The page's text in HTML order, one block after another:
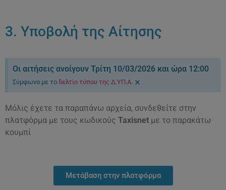
3. Υποβολή της Αίτησης
Οι αιτήσεις ανοίγουν Τρίτη 10/03/2026 και ώρα 12:00
Σύμφωνα με το δελτίο τύπου της Δ.ΥΠ.Α. ×
Μόλις έχετε τα παραπάνω αρχεία, συνδεθείτε στην
πλατφόρμα με τους κωδικούς Taxisnet με το παρακάτω
κουμπί
Μετάβαση στην πλατφόρμα